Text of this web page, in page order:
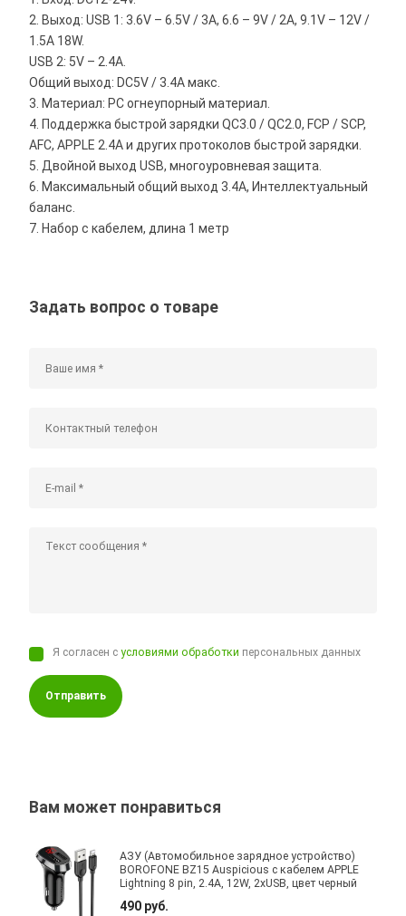
2. Выход: USB 1: 3.6V – 6.5V / 3A, 6.6 – 9V / 2A, 9.1V – 12V /
1.5A 18W.
USB 2: 5V – 2.4A.
Общий выход: DC5V / 3.4A макс.
3. Материал: PC огнеупорный материал.
4. Поддержка быстрой зарядки QC3.0 / QC2.0, FCP / SCP,
AFC, APPLE 2.4A и других протоколов быстрой зарядки.
5. Двойной выход USB, многоуровневая защита.
6. Максимальный общий выход 3.4A, Интеллектуальный
баланс.
7. Набор с кабелем, длина 1 метр
Задать вопрос о товаре
Я согласен сусловиями обработки персональных данных
Отправить
Вам может понравиться
АЗУ (Автомобильное зарядное устройство)
BOROFONE BZ15 Auspicious с кабелем APPLE
Lightning 8 pin, 2.4А, 12W, 2xUSB, цвет черный
490 руб.